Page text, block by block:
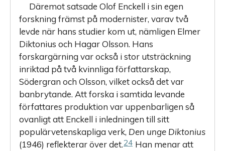
Däremot satsade Olof Enckell i sin egen
forskning främst på modernister, varav två
levde när hans studier kom ut, nämligen Elmer
Diktonius och Hagar Olsson. Hans
forskargärning var också i stor utsträckning
inriktad på två kvinnliga författarskap,
Södergran och Olsson, vilket också det var
banbrytande. Att forska i samtida levande
författares produktion var uppenbarligen så
ovanligt att Enckell i inledningen till sitt
populärvetenskapliga verk, Den unge Diktonius
(1946) reflekterar över det.24 Han menar att